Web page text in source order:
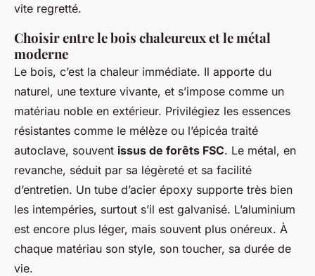
vite regretté.
Choisir entre le bois chaleureux et le métal
moderne
Le bois, c’est la chaleur immédiate. Il apporte du
naturel, une texture vivante, et s’impose comme un
matériau noble en extérieur. Privilégiez les essences
résistantes comme le mélèze ou l’épicéa traité
autoclave, souvent issus de forêts FSC. Le métal, en
revanche, séduit par sa légèreté et sa facilité
d’entretien. Un tube d’acier époxy supporte très bien
les intempéries, surtout s’il est galvanisé. L’aluminium
est encore plus léger, mais souvent plus onéreux. À
chaque matériau son style, son toucher, sa durée de
vie.